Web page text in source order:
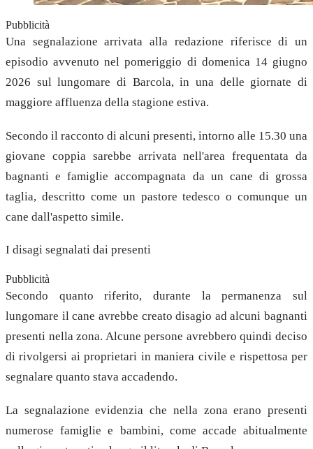
Pubblicità
Una segnalazione arrivata alla redazione riferisce di un
episodio avvenuto nel pomeriggio di domenica 14 giugno
2026 sul lungomare di Barcola, in una delle giornate di
maggiore affluenza della stagione estiva.
Secondo il racconto di alcuni presenti, intorno alle 15.30 una
giovane coppia sarebbe arrivata nell'area frequentata da
bagnanti e famiglie accompagnata da un cane di grossa
taglia, descritto come un pastore tedesco o comunque un
cane dall'aspetto simile.
I disagi segnalati dai presenti
Pubblicità
Secondo quanto riferito, durante la permanenza sul
lungomare il cane avrebbe creato disagio ad alcuni bagnanti
presenti nella zona. Alcune persone avrebbero quindi deciso
di rivolgersi ai proprietari in maniera civile e rispettosa per
segnalare quanto stava accadendo.
La segnalazione evidenzia che nella zona erano presenti
numerose famiglie e bambini, come accade abitualmente